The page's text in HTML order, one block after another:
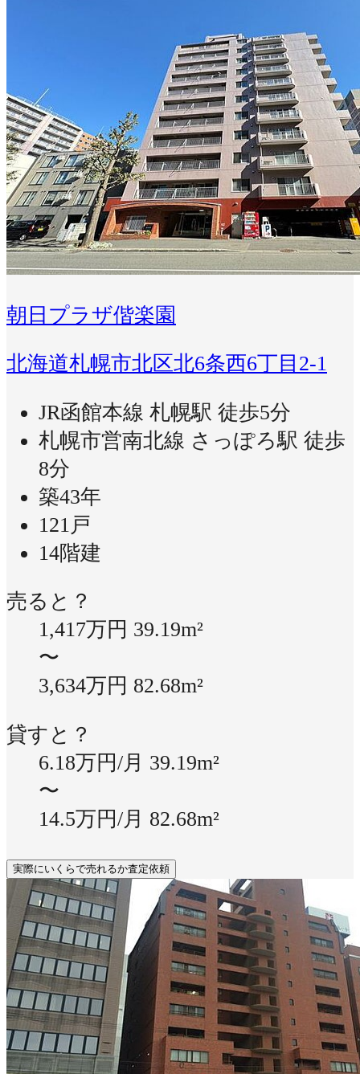
朝日プラザ偕楽園
北海道札幌市北区北6条西6丁目2-1
JR函館本線 札幌駅 徒歩5分
札幌市営南北線 さっぽろ駅 徒歩
8分
築43年
121戸
14階建
売ると？
1,417万円 39.19m²
〜
3,634万円 82.68m²
貸すと？
6.18万円/月 39.19m²
〜
14.5万円/月 82.68m²
実際にいくらで売れるか査定依頼